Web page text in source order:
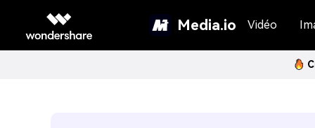
Media.io Vidéo